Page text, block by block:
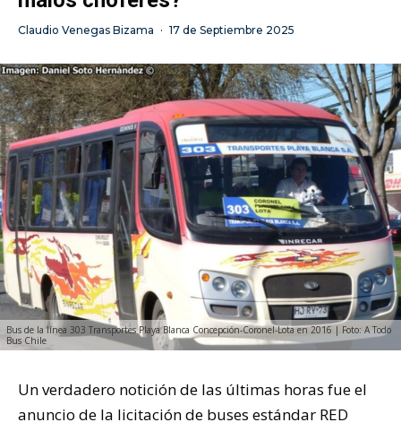
Claudio Venegas Bizama · 17 de Septiembre 2025
Bus de la línea 303 Transportes Playa Blanca Concepción-Coronel-Lota en 2016 | Foto: A Todo
Bus Chile
Un verdadero notición de las últimas horas fue el
anuncio de la licitación de buses estándar RED